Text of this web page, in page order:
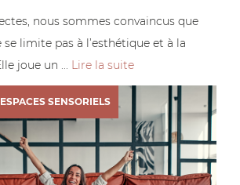
nous sommes convaincus que
se limite pas à l’esthétique et à la
joue un ... Lire la suite
SENSORIELS